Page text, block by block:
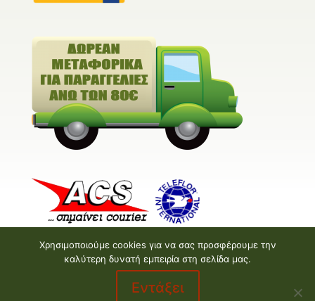
Χρησιμοποιούμε cookies για να σας προσφέρουμε την
καλύτερη δυνατή εμπειρία στη σελίδα μας.
Εντάξει